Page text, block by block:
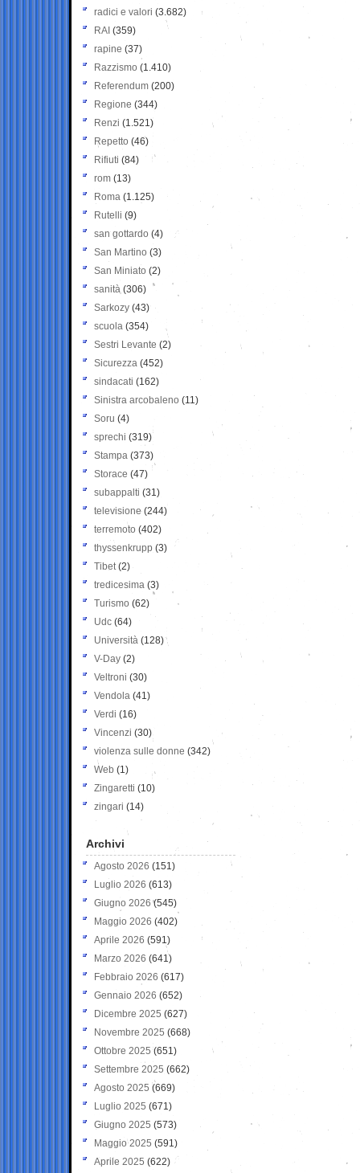
radici e valori (3.682)
RAI (359)
rapine (37)
Razzismo (1.410)
Referendum (200)
Regione (344)
Renzi (1.521)
Repetto (46)
Rifiuti (84)
rom (13)
Roma (1.125)
Rutelli (9)
san gottardo (4)
San Martino (3)
San Miniato (2)
sanità (306)
Sarkozy (43)
scuola (354)
Sestri Levante (2)
Sicurezza (452)
sindacati (162)
Sinistra arcobaleno (11)
Soru (4)
sprechi (319)
Stampa (373)
Storace (47)
subappalti (31)
televisione(244)
terremoto (402)
thyssenkrupp (3)
Tibet(2)
tredicesima (3)
Turismo (62)
Udc (64)
Università (128)
V-Day (2)
Veltroni (30)
Vendola (41)
Verdi (16)
Vincenzi (30)
violenza sulle donne (342)
Web (1)
Zingaretti (10)
zingari (14)
Archivi
Agosto 2026 (151)
Luglio 2026 (613)
Giugno 2026 (545)
Maggio 2026 (402)
Aprile 2026 (591)
Marzo 2026 (641)
Febbraio 2026 (617)
Gennaio 2026 (652)
Dicembre 2025 (627)
Novembre 2025 (668)
Ottobre 2025 (651)
Settembre 2025 (662)
Agosto 2025 (669)
Luglio 2025 (671)
Giugno 2025 (573)
Maggio 2025 (591)
Aprile 2025 (622)